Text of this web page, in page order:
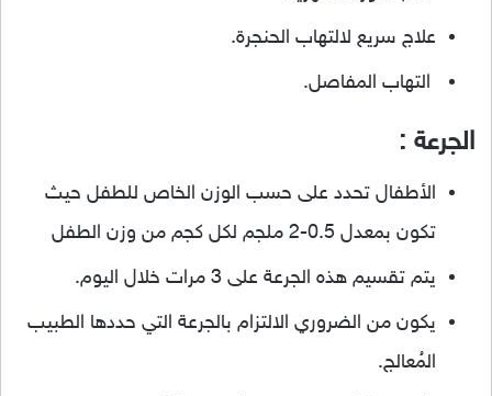
علاج سريع لالتهاب الحنجرة.
التهاب المفاصل.
الجرعة :
الأطفال تحدد على حسب الوزن الخاص للطفل حيث
تكون بمعدل 0.5-2 ملجم لكل كجم من وزن الطفل
يتم تقسيم هذه الجرعة على 3 مرات خلال اليوم.
يكون من الضروري الالتزام بالجرعة التي حددها الطبيب
المُعالج.